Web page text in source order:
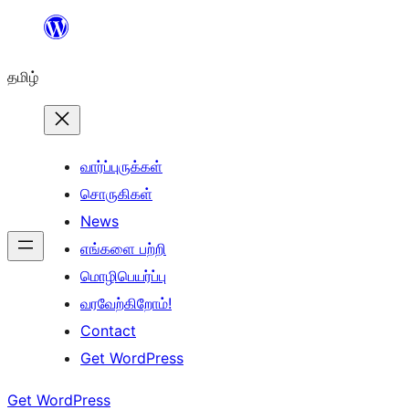
உள்ளடக்கத்திற்கு
தமிழ்
வார்ப்புருக்கள்
சொருகிகள்
News
எங்களை பற்றி
மொழிபெயர்ப்பு
வரவேற்கிறோம்!
Contact
Get WordPress
Get WordPress